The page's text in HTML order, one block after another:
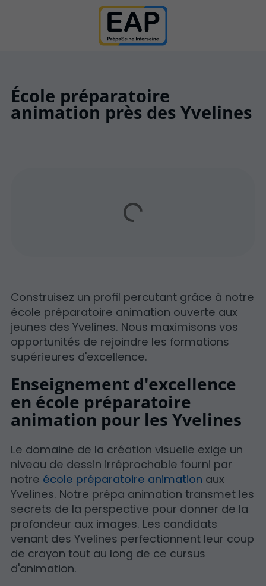
École préparatoire
animation près des Yvelines
Construisez un profil percutant grâce à notre
école préparatoire animation ouverte aux
jeunes des Yvelines. Nous maximisons vos
opportunités de rejoindre les formations
supérieures d'excellence.
Enseignement d'excellence
en école préparatoire
animation pour les Yvelines
Le domaine de la création visuelle exige un
niveau de dessin irréprochable fourni par
notre école préparatoire animation aux
Yvelines. Notre prépa animation transmet les
secrets de la perspective pour donner de la
profondeur aux images. Les candidats
venant des Yvelines perfectionnent leur coup
de crayon tout au long de ce cursus
d'animation.